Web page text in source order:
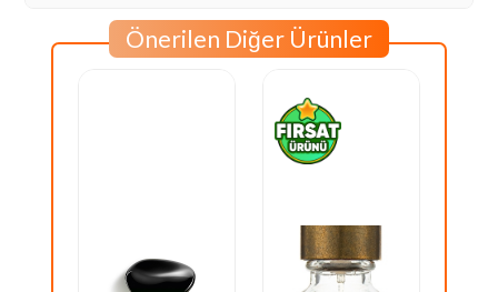
Önerilen Diğer Ürünler